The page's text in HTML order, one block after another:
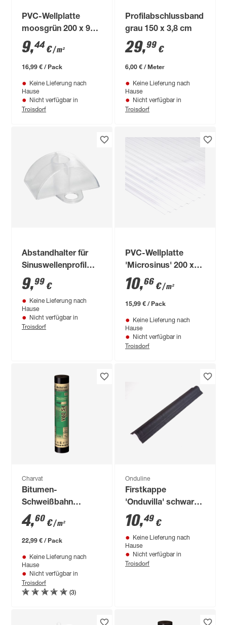
PVC-Wellplatte
moosgrün 200 x 90 x
0,12 cm
9,44€/ m²
16,99 € / Pack
Keine Lieferung nach
Hause
Nicht verfügbar in
Troisdorf
Profilabschlussband
grau 150 x 3,8 cm
29,99 €
6,00 € / Meter
Keine Lieferung nach
Hause
Nicht verfügbar in
Troisdorf
Abstandhalter für
Sinuswellenprofil
transparent 100
Stück
9,99 €
Keine Lieferung nach
Hause
Nicht verfügbar in
Troisdorf
PVC-Wellplatte
'Microsinus' 200 x
75 x 0,08 cm
10,66 €/ m²
15,99 € / Pack
Keine Lieferung nach
Hause
Nicht verfügbar in
Troisdorf
Charvat
Bitumen-
Schweißbahn
'charBIT V60 S4'
talkumiert 100 x 500
cm
4,60 €/ m²
22,99 € / Pack
Keine Lieferung nach
Hause
Nicht verfügbar in
Troisdorf
(3)
Onduline
Firstkappe
'Onduvilla' schwarz
96 x 20 x 3 cm
10,49 €
Keine Lieferung nach
Hause
Nicht verfügbar in
Troisdorf